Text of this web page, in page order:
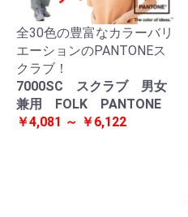
全30色の豊富なカラーバリ
エーションのPANTONEス
クラブ！
7000SC スクラブ 男女
兼用 FOLK PANTONE
￥4,081 ～ ￥6,122